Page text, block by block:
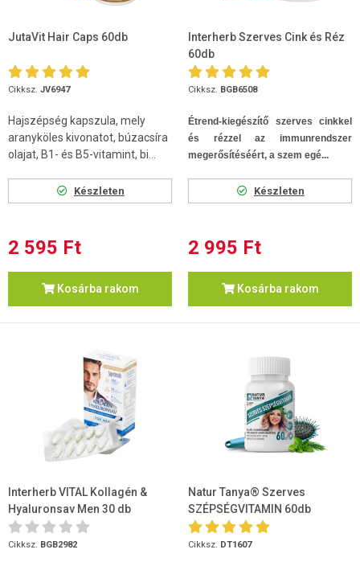
JutaVit Hair Caps 60db
Cikksz. JV6947
Hajszépség kapszula, mely
aranyköles kivonatot, búzacsíra
olajat, B1- és B5-vitamint, bi...
Készleten
2 595 Ft
Kosárba rakom
Interherb Szerves Cink és Réz
60db
Cikksz. BGB6508
Étrend-kiegészítő szerves cinkkel
és rézzel az immunrendszer
megerősítéséért, a szem egé...
Készleten
2 995 Ft
Kosárba rakom
Interherb VITAL Kollagén &
Hyaluronsav Men 30 db
kapszula
Cikksz. BGB2982
Natur Tanya® Szerves
SZÉPSÉGVITAMIN 60db
Cikksz. DT1607